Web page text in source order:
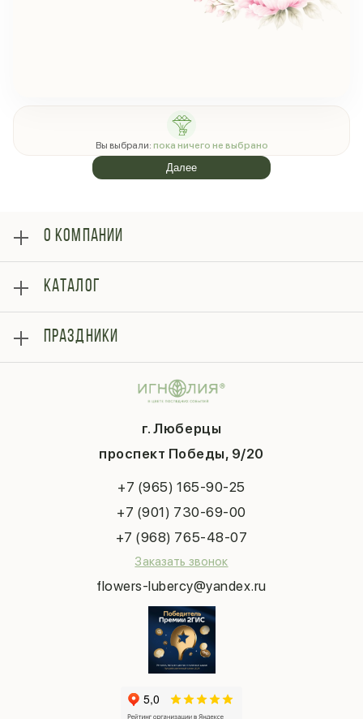
Вы выбрали: пока ничего не выбрано
Далее
г. Люберцы
проспект Победы, 9/20
+7 (965) 165-90-25
+7 (901) 730-69-00
+7 (968) 765-48-07
Заказать звонок
flowers-lubercy@yandex.ru
О КОМПАНИИ
Оплата
Отзывы
Блог
Гарантии
Контакты
Публичная оферта
КАТАЛОГ
Букеты
Композиции
ПРАЗДНИКИ
Последний звонок